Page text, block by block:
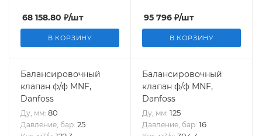
68 158.80 ₽/шт
В КОРЗИНУ
95 796 ₽/шт
В КОРЗИНУ
Балансировочный
клапан ф/ф MNF,
Danfoss
Ду, мм: 80
Давление, бар: 25
Балансировочный
клапан ф/ф MNF,
Danfoss
Ду, мм: 125
Давление, бар: 16